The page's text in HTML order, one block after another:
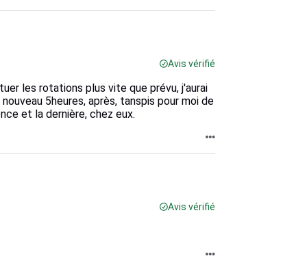
Avis vérifié
les rotations plus vite que prévu, j'aurai
5heures, après, tanspis pour moi de
et la dernière, chez eux.
Avis vérifié